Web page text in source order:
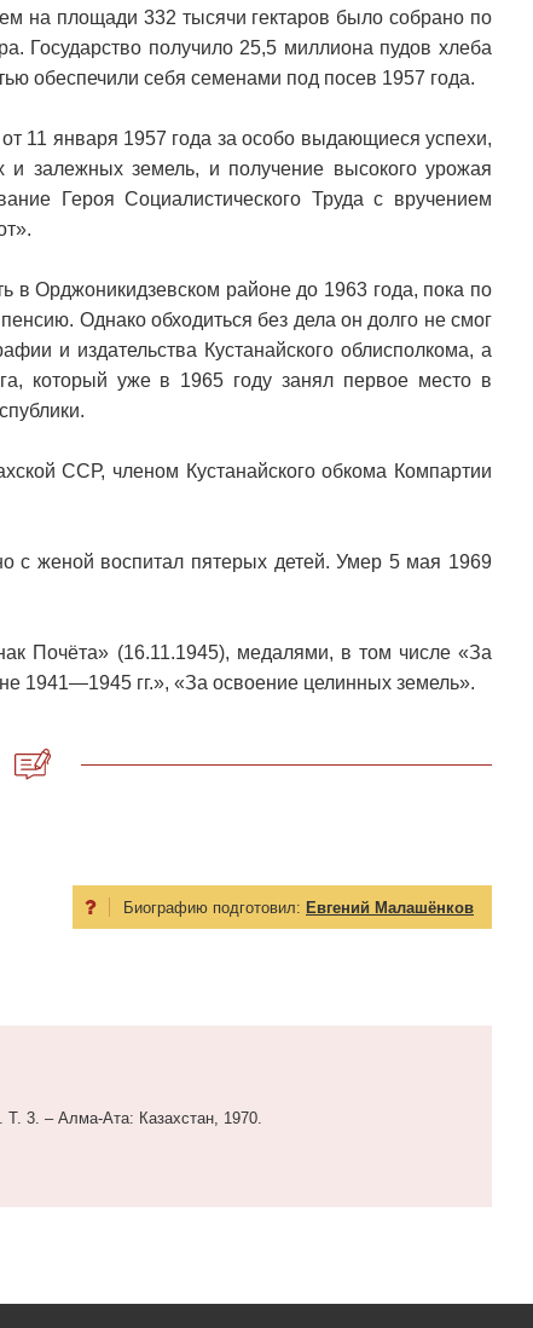
на площади 332 тысячи гектаров было собрано по
Государство получило 25,5 миллиона пудов хлеба
обеспечили себя семенами под посев 1957 года.
11 января 1957 года за особо выдающиеся успехи,
залежных земель, и получение высокого урожая
Героя Социалистического Труда с вручением
в Орджоникидзевском районе до 1963 года, пока по
Однако обходиться без дела он долго не смог
и издательства Кустанайского облисполкома, а
который уже в 1965 году занял первое место в
ССР, членом Кустанайского обкома Компартии
с женой воспитал пятерых детей. Умер 5 мая 1969
Почёта» (16.11.1945), медалями, в том числе «За
1941—1945 гг.», «За освоение целинных земель».
Биографию подготовил: Евгений Малашёнков
Т. 3. – Алма-Ата: Казахстан, 1970.